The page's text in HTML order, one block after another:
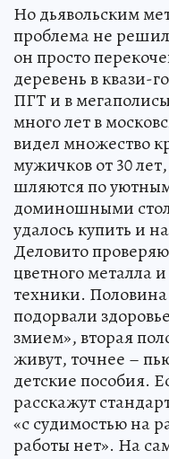
Но дьявольским
проблема не
он просто
деревень в квази-
ПГТ и в
много лет в
видел множество
мужичков от 30
шляются по
доминошными
удалось купить и
Деловито
цветного металла
техники.
подорвали
змием», вторая
живут, точнее –
детские пособия.
расскажут
«с судимостью на
работы нет». На